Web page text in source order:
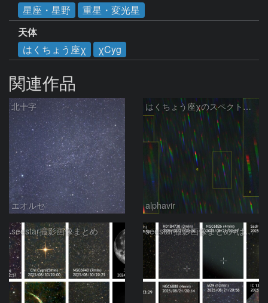
星座・星野
重星・変光星
天体
はくちょう座χ
χCyg
関連作品
北十字
エオルセ
はくちょう座χのスペクトル (25-09-14)
alphavir
seestar撮影画像まとめ seestar撮影画像まとめ+はくちょう座カイ星